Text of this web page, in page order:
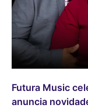
Futura Music
anuncia